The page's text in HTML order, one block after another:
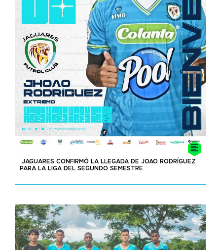
JAGUARES CONFIRMÓ LA LLEGADA DE JOAO RODRÍGUEZ
PARA LA LIGA DEL SEGUNDO SEMESTRE